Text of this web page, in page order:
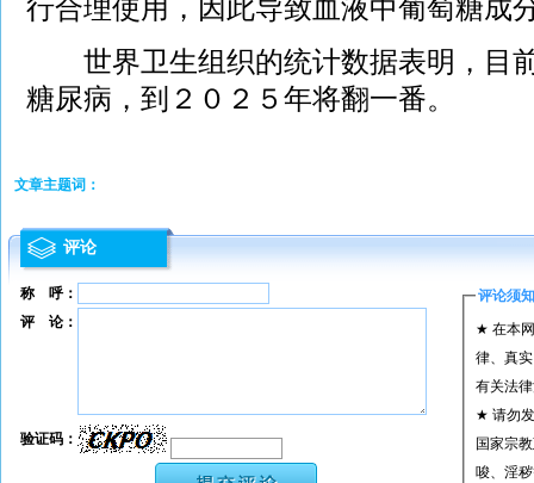
行合理使用，因此导致血液中葡萄糖成
世界卫生组织的统计数据表明，目
糖尿病，到２０２５年将翻一番。
文章主题词：
评论
称 呼： 评论须知
★ 在本
律、真
有关法
★ 请勿
国家宗
唆、淫
评 论：
验证码：